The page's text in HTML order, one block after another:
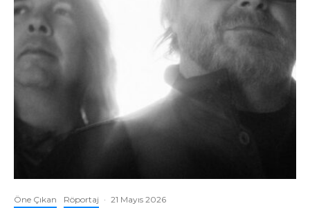
Öne Çıkan Röportaj · 21 Mayıs 2026